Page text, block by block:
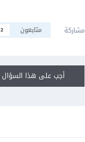
مشاركة متابعون 2
أجب على هذا السؤال